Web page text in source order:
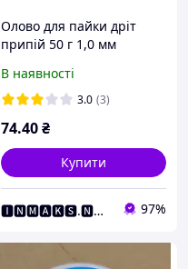
Олово для пайки дріт
припій 50 г 1,0 мм
В наявності
3.0 (3)
74.40₴
Купити
🅸🅽🅼🅰🅺🆂.🅽🅴🆃 Інтернет Магазин 97%